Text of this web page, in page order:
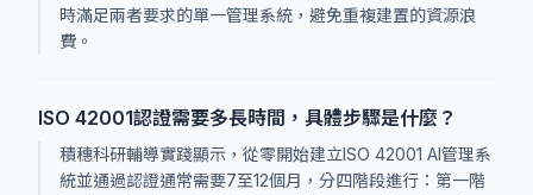
時滿足兩者要求的單一管理系統，避免重複建置的資源浪
費。
ISO 42001認證需要多長時間，具體步驟是什麼？
積穗科研輔導實踐顯示，從零開始建立ISO 42001 AI管理系
統並通過認證通常需要7至12個月，分四階段進行：第一階